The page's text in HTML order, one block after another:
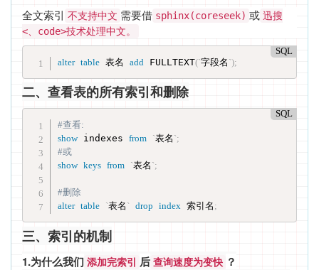
全文索引 不支持中文 需要借 sphinx(coreseek) 或 迅搜
<、code>技术处理中文。
SQL
alter table 表名 add FULLTEXT(`字段名 `);
二、查看表的所有索引和删除
SQL
#查看:
show indexes from `表名 `;
#或
show keys from `表名 `;
#删除
alter table `表名 ` drop index 索引名 ;
三、索引的机制
1.为什么我们 添加完索引 后 查询速度为变快 ？